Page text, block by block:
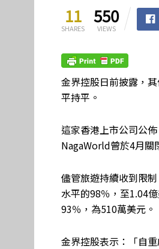
11
SHARES
550
VIEWS
金界控股日前披露，
平持平。
這家香港上市公司公
NagaWorld曾於4月關
儘管旅遊持續收到限
水平的98％，至1.04
93％，為510萬美元。
金界控股表示：「自